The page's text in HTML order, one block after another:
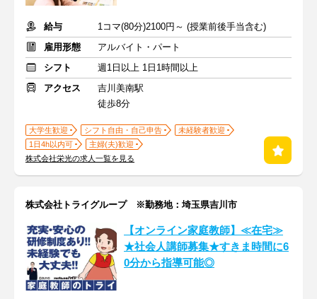
給与
1コマ(80分)2100円～ (授業前後手当含む)
雇用形態
アルバイト・パート
シフト
週1日以上 1日1時間以上
アクセス
吉川美南駅
徒歩8分
大学生歓迎 シフト自由・自己申告
未経験者歓迎
1日4h以内可
主婦(夫)歓迎
株式会社栄光の求人一覧を見る
株式会社トライグループ ※勤務地：埼玉県吉川市
【オンライン家庭教師】≪在宅≫
★社会人講師募集★すきま時間に6
0分から指導可能◎